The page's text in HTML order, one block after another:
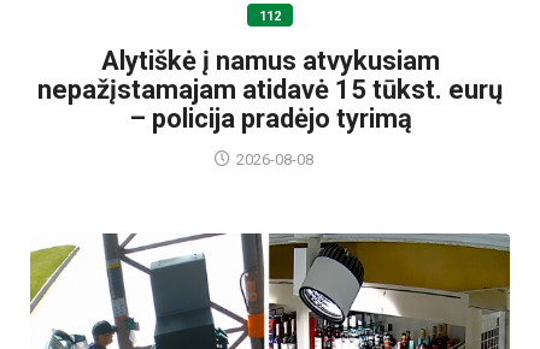
112
Alytiškė į namus atvykusiam
nepažįstamajam atidavė 15 tūkst. eurų
– policija pradėjo tyrimą
2026-08-08